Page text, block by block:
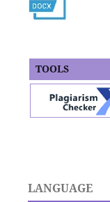
TOOLS
LANGUAGE